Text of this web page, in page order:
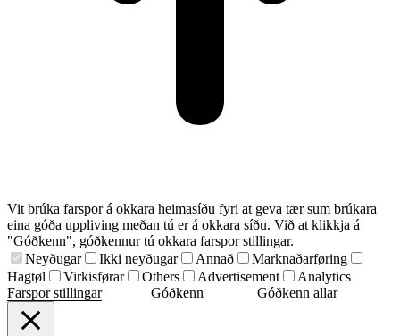
Vit brúka farspor á okkara heimasíðu fyri at geva tær sum brúkara
eina góða uppliving meðan tú er á okkara síðu. Við at klikkja á
"Góðkenn", góðkennur tú okkara farspor stillingar.
Neyðugar
Ikki neyðugar Annað
Marknaðarføring
Hagtøl
Virkisførar Others Advertisement
Analytics
Farspor stillingar
Góðkenn Góðkenn allar